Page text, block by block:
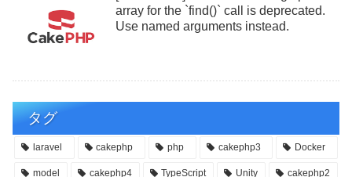
array for the `find()` call is deprecated.
Use named arguments instead.
タグ
laravel cakephp php cakephp3 Docker
model cakephp4 TypeScript Unity cakephp2